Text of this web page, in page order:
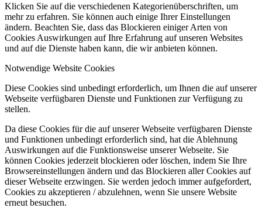
Klicken Sie auf die verschiedenen Kategorienüberschriften, um
mehr zu erfahren. Sie können auch einige Ihrer Einstellungen
ändern. Beachten Sie, dass das Blockieren einiger Arten von
Cookies Auswirkungen auf Ihre Erfahrung auf unseren Websites
und auf die Dienste haben kann, die wir anbieten können.
Notwendige Website Cookies
Diese Cookies sind unbedingt erforderlich, um Ihnen die auf unserer
Webseite verfügbaren Dienste und Funktionen zur Verfügung zu
stellen.
Da diese Cookies für die auf unserer Webseite verfügbaren Dienste
und Funktionen unbedingt erforderlich sind, hat die Ablehnung
Auswirkungen auf die Funktionsweise unserer Webseite. Sie
können Cookies jederzeit blockieren oder löschen, indem Sie Ihre
Browsereinstellungen ändern und das Blockieren aller Cookies auf
dieser Webseite erzwingen. Sie werden jedoch immer aufgefordert,
Cookies zu akzeptieren / abzulehnen, wenn Sie unsere Website
erneut besuchen.